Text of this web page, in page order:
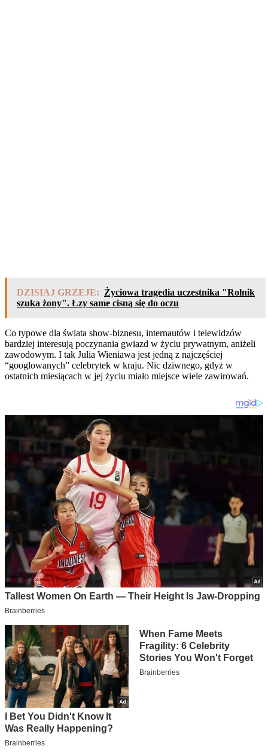
DZISIAJ GRZEJE: Życiowa tragedia uczestnika "Rolnik
szuka żony". Łzy same cisną się do oczu
Co typowe dla świata show-biznesu, internautów i telewidzów
bardziej interesują poczynania gwiazd w życiu prywatnym, aniżeli
zawodowym. I tak Julia Wieniawa jest jedną z najczęściej
“googlowanych” celebrytek w kraju. Nic dziwnego, gdyż w
ostatnich miesiącach w jej życiu miało miejsce wiele zawirowań.